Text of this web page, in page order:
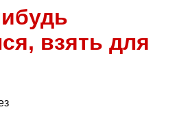
взять для